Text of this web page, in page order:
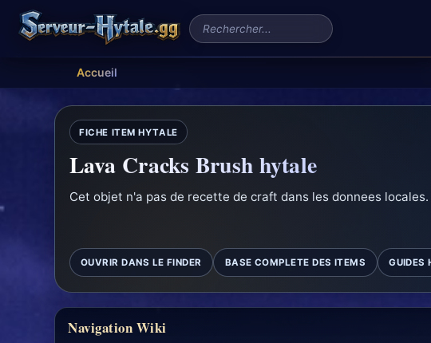
Rechercher un serveur
Accueil
FICHE ITEM HYTALE
Lava Cracks Brush hytale
Cet objet n'a pas de recette de craft dans les donnees locales.
OUVRIR DANS LE FINDER BASE COMPLETE DES ITEMS GUIDES
Navigation Wiki